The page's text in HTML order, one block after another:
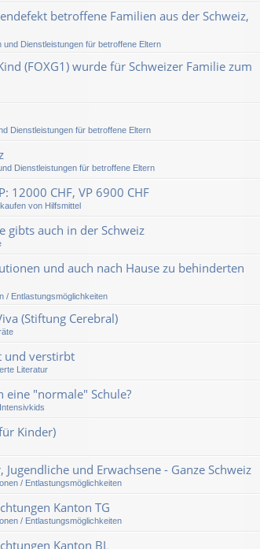
betroffene Familien aus der Schweiz,
und Dienstleistungen für betroffene Eltern
(FOXG1) wurde für Schweizer Familie zum
Dienstleistungen für betroffene Eltern
Dienstleistungen für betroffene Eltern
12000 CHF, VP 6900 CHF
von Hilfsmittel
gibts auch in der Schweiz
und auch nach Hause zu behinderten
/ Entlastungsmöglichkeiten
(Stiftung Cerebral)
und verstirbt
Literatur
eine "normale" Schule?
Kinder)
und Erwachsene - Ganze Schweiz
/ Entlastungsmöglichkeiten
Kanton TG
/ Entlastungsmöglichkeiten
Kanton BL